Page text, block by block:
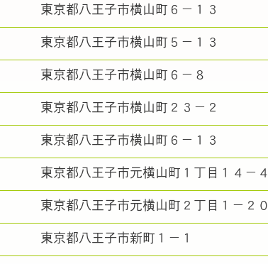
東京都八王子市横山町６－１３
東京都八王子市横山町５－１３
東京都八王子市横山町６－８
東京都八王子市横山町２３－２
東京都八王子市横山町６－１３
東京都八王子市元横山町１丁目１４－４
東京都八王子市元横山町２丁目１－２０
東京都八王子市新町１－１